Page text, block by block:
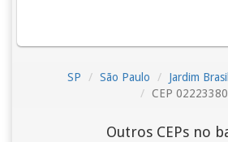
SP São Paulo
Jardim
CEP 02223380
Outros CEPs no